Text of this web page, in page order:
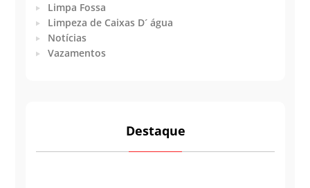
Limpa Fossa
Limpeza de Caixas D´ água
Notícias
Vazamentos
Destaque